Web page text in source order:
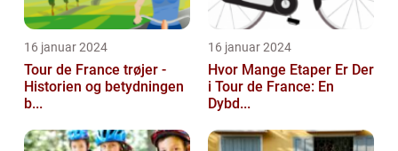
16 januar 2024
Tour de France trøjer -
Historien og betydningen
b...
16 januar 2024
Hvor Mange Etaper Er Der
i Tour de France: En
Dybd...